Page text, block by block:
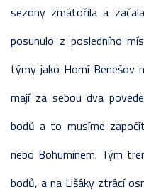
sezony zmátořila a
posunulo z posledního
týmy jako Horní Benešov
mají za sebou dva
bodů a to musíme
nebo Bohumínem. Tým
bodů, a na Lišáky ztrácí